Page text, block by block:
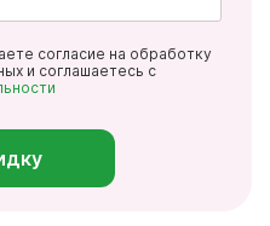
согласие на обработку
и соглашаетесь с